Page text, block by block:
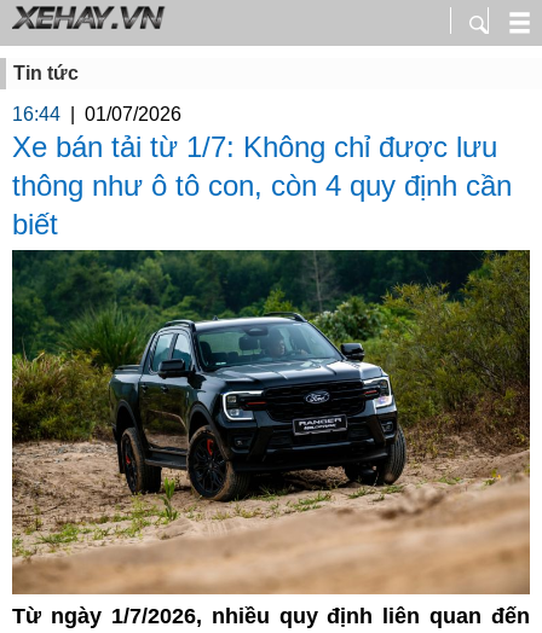
Tin tức
16:44
01/07/2026
Xe bán tải từ 1/7: Không chỉ được lưu
thông như ô tô con, còn 4 quy định cần
biết
Từ ngày 1/7/2026, nhiều quy định liên quan đến